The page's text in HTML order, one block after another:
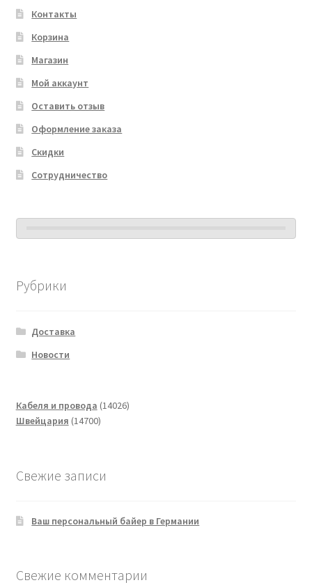
Контакты
Корзина
Магазин
Мой аккаунт
Оставить отзыв
Оформление заказа
Скидки
Сотрудничество
Рубрики
Доставка
Новости
Кабеля и провода 1402614026
Швейцария 1470014700
Свежие записи
Ваш персональный байер в Германии
Свежие комментарии